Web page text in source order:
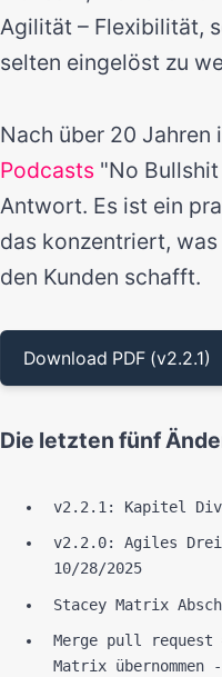
Agilität – Flexibilität,
selten eingelöst zu
Nach über 20 Jahren
Podcasts "No
Antwort. Es ist ein
das konzentriert,
den Kunden schafft.
Download PDF (v2.2.1)
Die letzten fünf
v2.2.1: Kapitel
v2.2.0: Agiles
10/28/2025
Stacey Matrix
Merge pull request
Matrix übernommen